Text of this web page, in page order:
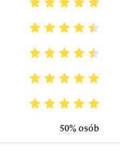
50% osób